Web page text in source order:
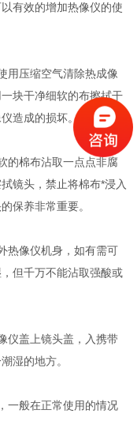
有效的增加热像仪的使
压缩空气清除热成像
块干净细软的布擦拭干
造成的损坏。
棉布沾取一点点非腐
镜头，禁止将棉布*浸入
保养非常重要。
像仪机身，如有需可
但千万不能沾取强酸或
盖上镜头盖，入携带
湿的地方。
般在正常使用的情况